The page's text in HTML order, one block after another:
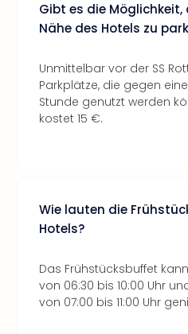
Gibt es die
Nähe des Hotels zu
Unmittelbar vor der SS
Parkplätze, die gegen
Stunde genutzt werden
kostet 15 €.
Wie lauten die
Hotels?
Das Frühstücksbuffet
von 06:30 bis 10:00 Uhr
von 07:00 bis 11:00 Uhr